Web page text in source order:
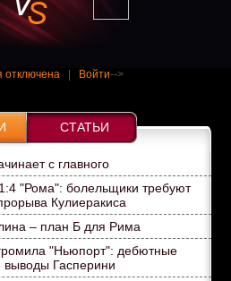
отключена| Войти-->
СТАТЬИ
с главного
"Рома": болельщики требуют
Кулиеракиса
– план Б для Рима
"Ньюпорт": дебютные
выводы Гасперини